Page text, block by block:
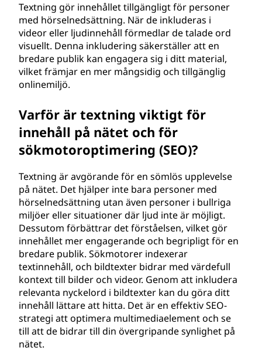
Textning gör innehållet tillgängligt för personer
med hörselnedsättning. När de inkluderas i
videor eller ljudinnehåll förmedlar de talade ord
visuellt. Denna inkludering säkerställer att en
bredare publik kan engagera sig i ditt material,
vilket främjar en mer mångsidig och tillgänglig
onlinemiljö.
Varför är textning viktigt för
innehåll på nätet och för
sökmotoroptimering (SEO)?
Textning är avgörande för en sömlös upplevelse
på nätet. Det hjälper inte bara personer med
hörselnedsättning utan även personer i bullriga
miljöer eller situationer där ljud inte är möjligt.
Dessutom förbättrar det förståelsen, vilket gör
innehållet mer engagerande och begripligt för en
bredare publik. Sökmotorer indexerar
textinnehåll, och bildtexter bidrar med värdefull
kontext till bilder och videor. Genom att inkludera
relevanta nyckelord i bildtexter kan du göra ditt
innehåll lättare att hitta. Det är en effektiv SEO-
strategi att optimera multimediaelement och se
till att de bidrar till din övergripande synlighet på
nätet.